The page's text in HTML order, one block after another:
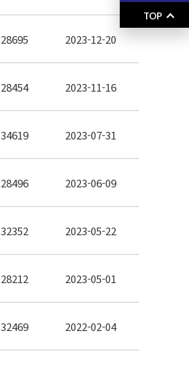
28695 2023-12-20
28454 2023-11-16
34619 2023-07-31
28496 2023-06-09
32352 2023-05-22
28212 2023-05-01
32469 2022-02-04
TOP